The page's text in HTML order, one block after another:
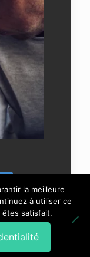
la meilleure
à utiliser ce
satisfait.